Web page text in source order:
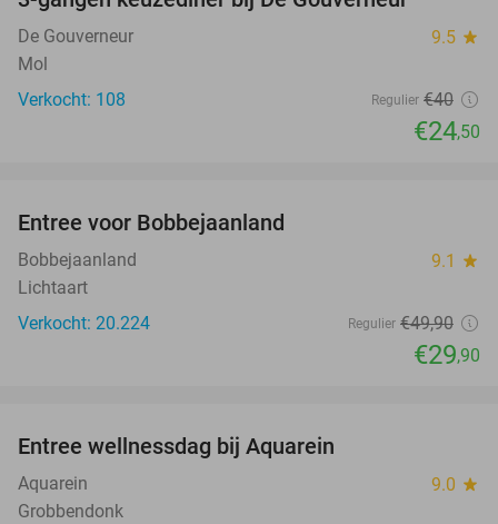
De Gouverneur 9.5 star
Mol
Verkocht: 108
Regulier €40
€24,50
Entree voor Bobbejaanland
Bobbejaanland 9.1 star
Lichtaart
Verkocht: 20.224
Regulier €49,90
€29,90
Entree wellnessdag bij Aquarein
Aquarein 9.0 star
Grobbendonk